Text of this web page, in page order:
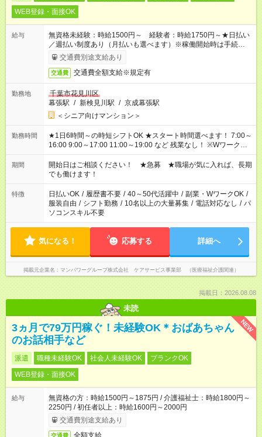
WEB登録・面接OK
給与
無資格未経験：時給1500円～ 経験者：時給1750円～★日払い
／週払い制度あり（月払いも選べます）※稼働開始時は手続き完
了次第のお支払いとなります。
交通費別途支給あり
交通費 交通費全額支給※規定有
勤務地
千葉市花見川区
幕張駅 / 新検見川駅 / 京成幕張駅
＜シニア向けマンション＞
勤務時間
★1日6時間～の時短シフトOK ★スタート時間選べます！ 7:00～
16:00 9:00～17:00 11:00～19:00 など 残業なし！ ※Wワークの
場合、他のお仕事と合わせ週40時間超の就業はご案内できませ
ん ※法令に基づき、週20時間以上勤務は社会保険への加入対象
となります ※労働者派遣法（日雇い派遣の原則禁止）により、
短時間・短期間の就業はご案内が難しい場合があります
期間
開始日はご相談ください！ ★急募 ★職場が気に入れば、長期
でも働けます！
特徴 日払いOK / 履歴書不要 / 40～50代活躍中 / 副業・WワークOK /
服装自由 / シフト勤務 / 10名以上の大量募集 / 電話対応なし / パ
ソコンスキル不要
気になる！ 応募する 詳細へ
掲載元企業名 マンパワーグループ株式会社 ケアサービス事業部 （医療福祉介護関連）
掲載日：2026.08.08
未読
NEW
3ヵ月で79万円稼ぐ！未経験OK＊おばあちゃん
のお話相手など
派遣 職種未経験OK 社会人未経験OK
ブランクOK
WEB登録・面接OK
給与
無資格の方：時給1500円～1875円 / 介護福祉士：時給1800円～
2250円 / 初任者以上：時給1600円～2000円
交通費別途支給あり
交通費 全額支給